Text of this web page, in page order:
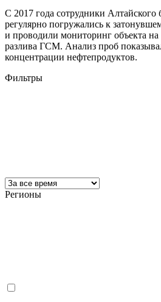
С 2017 года сотрудники Алтайского
регулярно погружались к
и проводили мониторинг объекта на
разлива ГСМ. Анализ проб
концентрации нефтепродуктов.
Фильтры
Регионы